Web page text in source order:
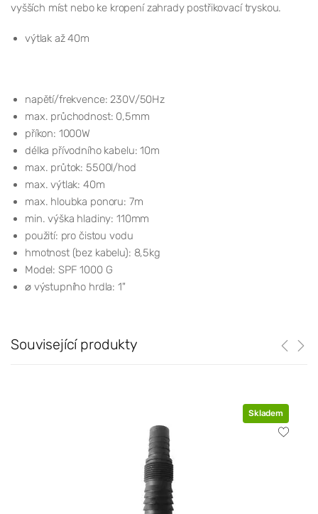
vyšších míst nebo ke kropení zahrady postřikovací tryskou.
výtlak až 40m
napětí/frekvence: 230V/50Hz
max. průchodnost: 0,5mm
příkon: 1000W
délka přívodního kabelu: 10m
max. průtok: 5500l/hod
max. výtlak: 40m
max. hloubka ponoru: 7m
min. výška hladiny: 110mm
použití: pro čistou vodu
hmotnost (bez kabelu): 8,5kg
Model: SPF 1000 G
⌀ výstupního hrdla: 1"
Související produkty
Skladem